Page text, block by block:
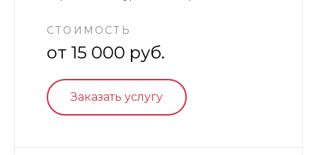
СТОИМОСТЬ
от 15 000 руб.
Заказать услугу